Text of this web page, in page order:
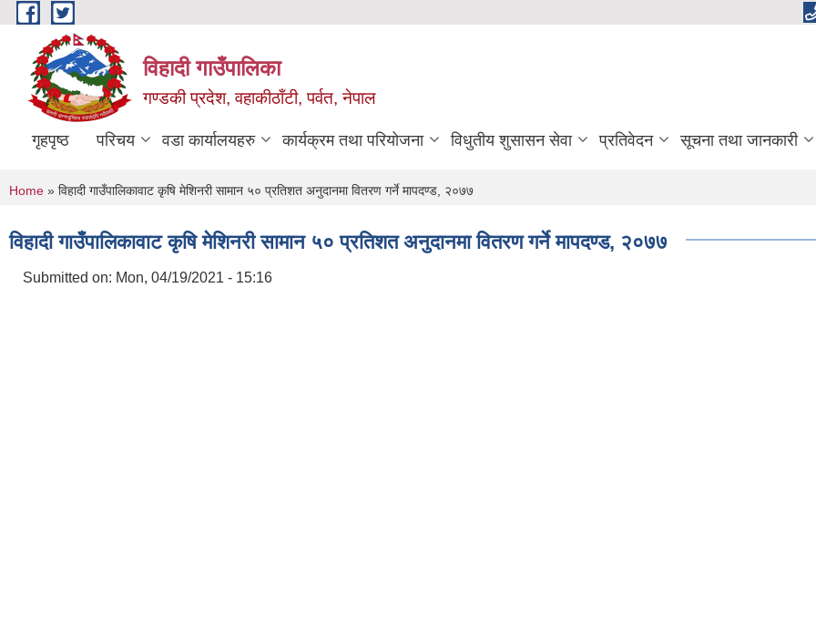
Skip to main content
विहादी गाउँपालिका
गण्डकी प्रदेश, वहाकीठाँटी, पर्वत, नेपाल
गृहपृष्ठ परिचय वडा कार्यालयहरु कार्यक्रम तथा परियोजना विधुतीय शुसासन सेवा प्रतिवेदन सूचना तथा जानकारी
You are here
Home » विहादी गाउँपालिकावाट कृषि मेशिनरी सामान ५० प्रतिशत अनुदानमा वितरण गर्ने मापदण्ड, २०७७
विहादी गाउँपालिकावाट कृषि मेशिनरी सामान ५० प्रतिशत अनुदानमा वितरण गर्ने मापदण्ड, २०७७
Submitted on: Mon, 04/19/2021 - 15:16